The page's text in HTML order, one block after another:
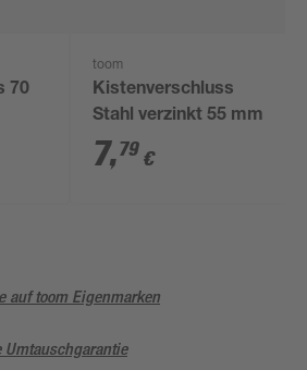
70
toom
Kistenverschluss
Stahl verzinkt 55 mm
7,79 €
auf toom Eigenmarken
Umtauschgarantie